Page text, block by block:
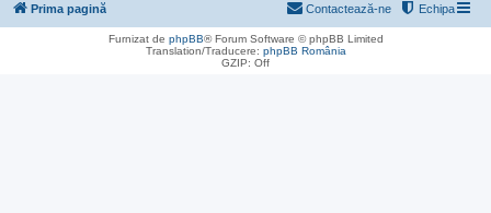
Prima pagină Echipa
Contactează-ne
Furnizat de phpBB® Forum Software © phpBB Limited
Translation/Traducere: phpBB România
GZIP: Off